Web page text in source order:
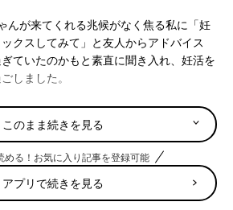
んが来てくれる兆候がなく焦る私に「妊
クスしてみて」と友人からアドバイス
ていたのかもと素直に聞き入れ、妊活を
しました。
の到来。１日遅れ、２日遅れ、３日遅
きれず妊娠検査薬を試しました。妊娠検
すぎると、陽性反応が出ても妊娠してい
るらしいのですが、そこにくっきりと赤
るで合格通知を受け取った時のような天
このまま続きを見る
める！お気に入り記事を登録可能
アプリで続きを見る